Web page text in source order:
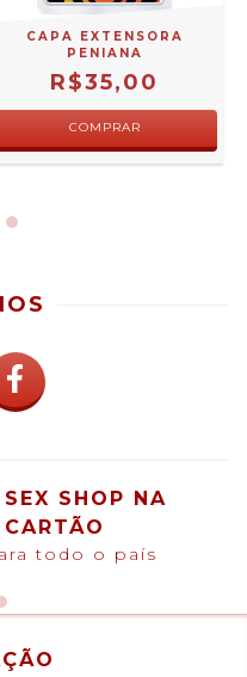
CAPA EXTENSORA
PENIANA
R$35,00
SHOP NA
todo o país